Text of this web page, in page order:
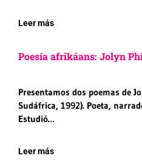
Leer más
Poesía afrikáans: Jolyn
Presentamos dos poemas de
Sudáfrica, 1992). Poeta,
Estudió…
Leer más